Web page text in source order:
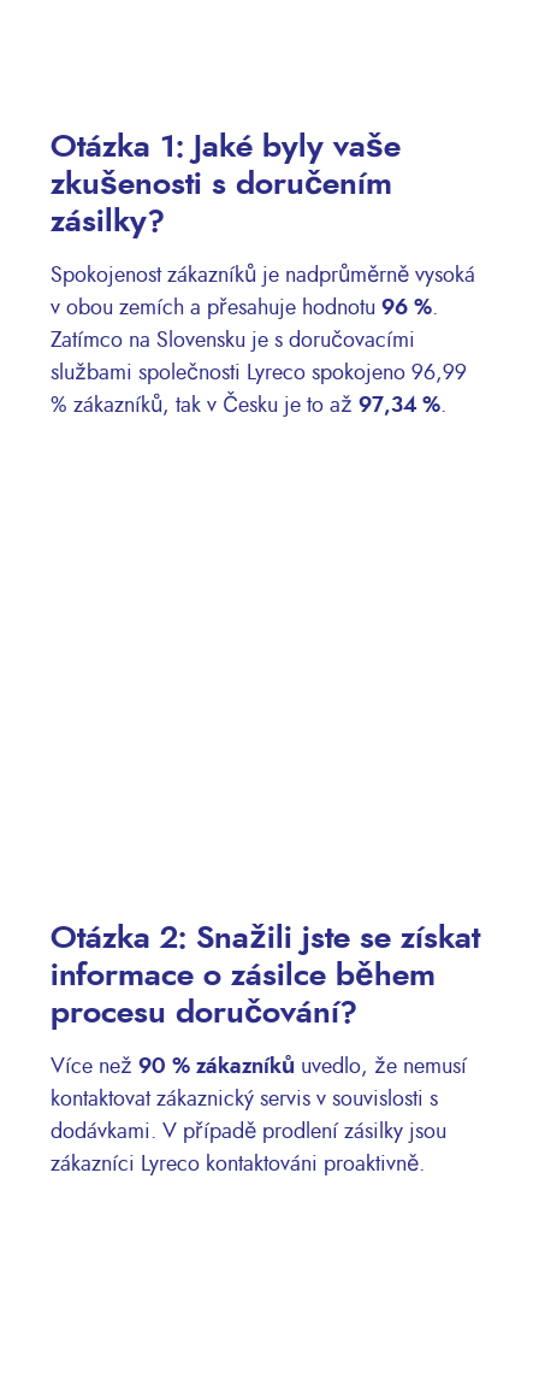
Otázka 1: Jaké byly vaše
zkušenosti s doručením
zásilky?
Spokojenost zákazníků je nadprůměrně vysoká
v obou zemích a přesahuje hodnotu 96 %.
Zatímco na Slovensku je s doručovacími
službami společnosti Lyreco spokojeno 96,99
% zákazníků, tak v Česku je to až 97,34 %.
Otázka 2: Snažili jste se získat
informace o zásilce během
procesu doručování?
Více než 90 % zákazníků uvedlo, že nemusí
kontaktovat zákaznický servis v souvislosti s
dodávkami. V případě prodlení zásilky jsou
zákazníci Lyreco kontaktováni proaktivně.